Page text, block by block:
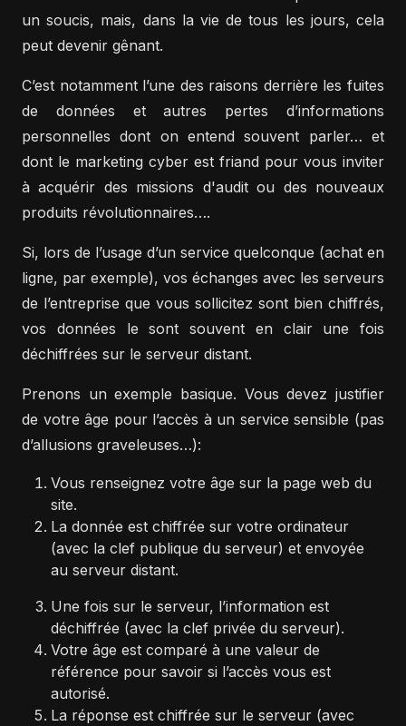
un soucis, mais, dans la vie de tous les jours, cela
peut devenir gênant.
C’est notamment l’une des raisons derrière les fuites
de données et autres pertes d’informations
personnelles dont on entend souvent parler… et
dont le marketing cyber est friand pour vous inviter
à acquérir des missions d'audit ou des nouveaux
produits révolutionnaires….
Si, lors de l’usage d’un service quelconque (achat en
ligne, par exemple), vos échanges avec les serveurs
de l’entreprise que vous sollicitez sont bien chiffrés,
vos données le sont souvent en clair une fois
déchiffrées sur le serveur distant.
Prenons un exemple basique. Vous devez justifier
de votre âge pour l’accès à un service sensible (pas
d’allusions graveleuses…):
Vous renseignez votre âge sur la page web du
site.
La donnée est chiffrée sur votre ordinateur
(avec la clef publique du serveur) et envoyée
au serveur distant.
Une fois sur le serveur, l’information est
déchiffrée (avec la clef privée du serveur).
Votre âge est comparé à une valeur de
référence pour savoir si l’accès vous est
autorisé.
La réponse est chiffrée sur le serveur (avec